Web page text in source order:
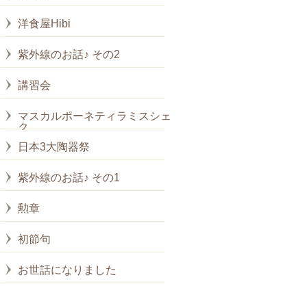
洋食屋Hibi
紫外線のお話♪ その2
講習会
マスカルポーネティラミスシェイ
ク
日本3大陶器祭
紫外線のお話♪ その1
勲章
初節句
お世話になりました